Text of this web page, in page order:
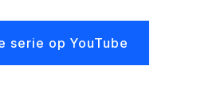
serie op YouTube